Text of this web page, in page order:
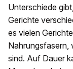
Unterschiede
Gerichte
es vielen
Nahrungsfasern,
sind. Auf Dauer